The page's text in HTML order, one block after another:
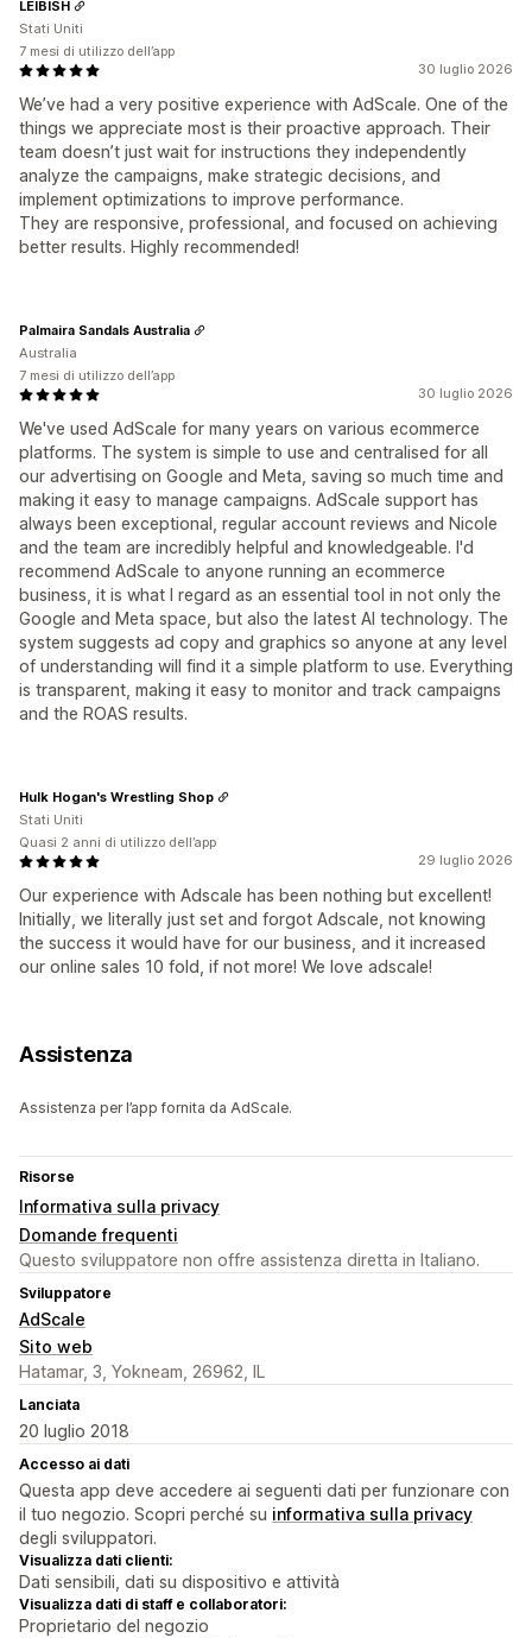
30 luglio 2026
We’ve had a very positive experience with AdScale. One of the
things we appreciate most is their proactive approach. Their
team doesn’t just wait for instructions they independently
analyze the campaigns, make strategic decisions, and
implement optimizations to improve performance.
They are responsive, professional, and focused on achieving
better results. Highly recommended!
LEIBISH
Stati Uniti
7 mesi di utilizzo dell’app
30 luglio 2026
We've used AdScale for many years on various ecommerce
platforms. The system is simple to use and centralised for all
our advertising on Google and Meta, saving so much time and
making it easy to manage campaigns. AdScale support has
always been exceptional, regular account reviews and Nicole
and the team are incredibly helpful and knowledgeable. I'd
recommend AdScale to anyone running an ecommerce
business, it is what I regard as an essential tool in not only the
Google and Meta space, but also the latest AI technology. The
system suggests ad copy and graphics so anyone at any level
of understanding will find it a simple platform to use. Everything
is transparent, making it easy to monitor and track campaigns
and the ROAS results.
Palmaira Sandals Australia
Australia
7 mesi di utilizzo dell’app
29 luglio 2026
Our experience with Adscale has been nothing but excellent!
Initially, we literally just set and forgot Adscale, not knowing
the success it would have for our business, and it increased
our online sales 10 fold, if not more! We love adscale!
Hulk Hogan's Wrestling Shop
Stati Uniti
Quasi 2 anni di utilizzo dell’app
Assistenza
Assistenza per l’app fornita da AdScale.
Risorse
Informativa sulla privacy
Domande frequenti
Questo sviluppatore non offre assistenza diretta in Italiano.
Sviluppatore
AdScale
Sito web
Hatamar, 3, Yokneam, 26962, IL
Lanciata
20 luglio 2018
Accesso ai dati
Questa app deve accedere ai seguenti dati per funzionare con
il tuo negozio. Scopri perché su informativa sulla privacy
degli sviluppatori.
Visualizza dati clienti:
Dati sensibili, dati su dispositivo e attività
Visualizza dati di staff e collaboratori:
Proprietario del negozio